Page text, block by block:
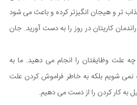
تر و هیجان انگیزتر کرده و باعث می شود
کاریتان در روز را به دست آورید. جان
چه علت وظایفتان را انجام می دهید. ما به
شویم بلکه به خاطر فراموش کردن علت
به کار کردن را از دست می دهیم.